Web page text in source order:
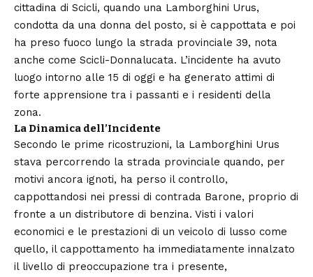
cittadina di Scicli, quando una Lamborghini Urus,
condotta da una donna del posto, si è cappottata e poi
ha preso fuoco lungo la strada provinciale 39, nota
anche come Scicli-Donnalucata. L’incidente ha avuto
luogo intorno alle 15 di oggi e ha generato attimi di
forte apprensione tra i passanti e i residenti della
zona.
La Dinamica dell’Incidente
Secondo le prime ricostruzioni, la Lamborghini Urus
stava percorrendo la strada provinciale quando, per
motivi ancora ignoti, ha perso il controllo,
cappottandosi nei pressi di contrada Barone, proprio di
fronte a un distributore di benzina. Visti i valori
economici e le prestazioni di un veicolo di lusso come
quello, il cappottamento ha immediatamente innalzato
il livello di preoccupazione tra i presente,